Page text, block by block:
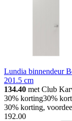
Lundia binnendeur
201.5 cm
134.40 met Club
30% korting30%
30% korting,
192.00